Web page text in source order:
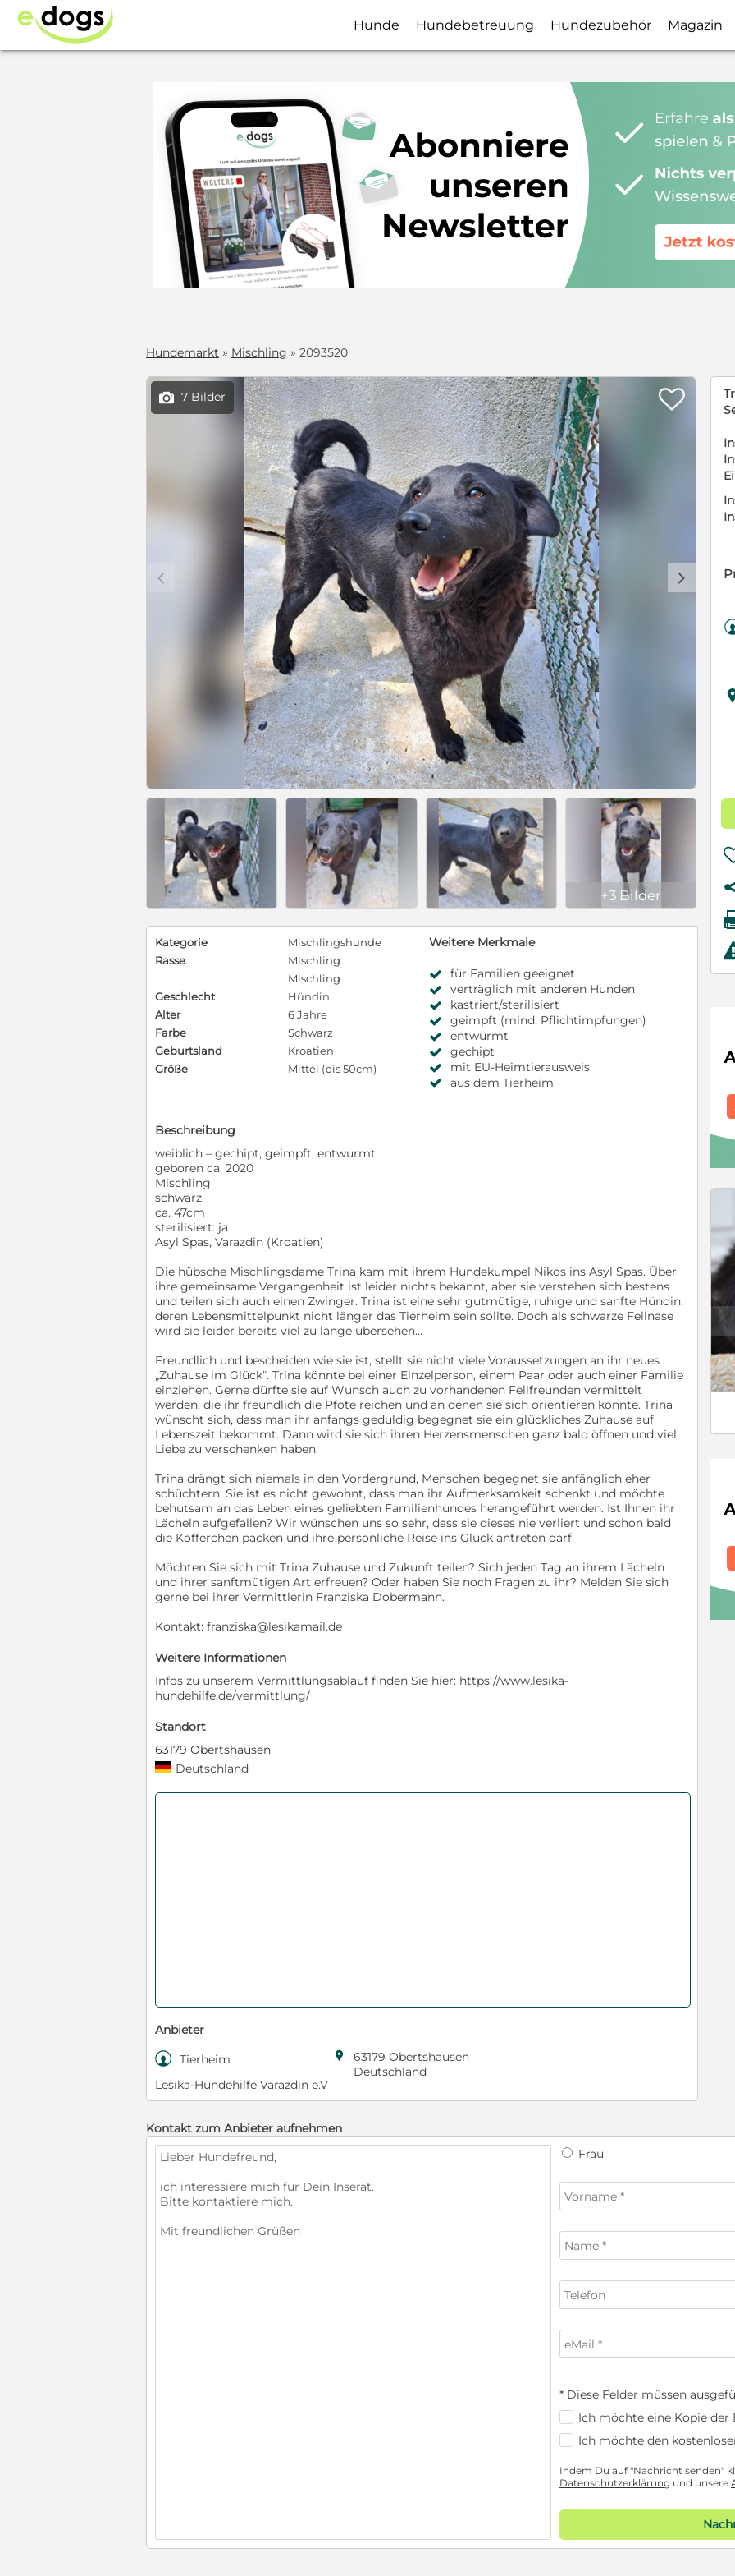
Hunde Hundebetreuung Hundezubehör Magazin
Hundemarkt » Mischling » 2093520
 7 Bilder 
c d
+3 Bilder
c
Kategorie
Mischlingshunde
Rasse
Mischling
Mischling
Geschlecht
Hündin
Alter
6 Jahre
Farbe
Schwarz
Geburtsland
Kroatien
Größe
Mittel (bis 50cm)
Weitere Merkmale
für Familien geeignet
verträglich mit anderen Hunden
kastriert/sterilisiert
geimpft (mind. Pflichtimpfungen)
entwurmt
gechipt
mit EU-Heimtierausweis
aus dem Tierheim
Beschreibung
weiblich – gechipt, geimpft, entwurmt
geboren ca. 2020
Mischling
schwarz
ca. 47cm
sterilisiert: ja
Asyl Spas, Varazdin (Kroatien)
Die hübsche Mischlingsdame Trina kam mit ihrem Hundekumpel Nikos ins Asyl Spas. Über
ihre gemeinsame Vergangenheit ist leider nichts bekannt, aber sie verstehen sich bestens
und teilen sich auch einen Zwinger. Trina ist eine sehr gutmütige, ruhige und sanfte Hündin,
deren Lebensmittelpunkt nicht länger das Tierheim sein sollte. Doch als schwarze Fellnase
wird sie leider bereits viel zu lange übersehen…
Freundlich und bescheiden wie sie ist, stellt sie nicht viele Voraussetzungen an ihr neues
„Zuhause im Glück“. Trina könnte bei einer Einzelperson, einem Paar oder auch einer Familie
einziehen. Gerne dürfte sie auf Wunsch auch zu vorhandenen Fellfreunden vermittelt
werden, die ihr freundlich die Pfote reichen und an denen sie sich orientieren könnte. Trina
wünscht sich, dass man ihr anfangs geduldig begegnet sie ein glückliches Zuhause auf
Lebenszeit bekommt. Dann wird sie sich ihren Herzensmenschen ganz bald öffnen und viel
Liebe zu verschenken haben.
Trina drängt sich niemals in den Vordergrund, Menschen begegnet sie anfänglich eher
schüchtern. Sie ist es nicht gewohnt, dass man ihr Aufmerksamkeit schenkt und möchte
behutsam an das Leben eines geliebten Familienhundes herangeführt werden. Ist Ihnen ihr
Lächeln aufgefallen? Wir wünschen uns so sehr, dass sie dieses nie verliert und schon bald
die Köfferchen packen und ihre persönliche Reise ins Glück antreten darf.
Möchten Sie sich mit Trina Zuhause und Zukunft teilen? Sich jeden Tag an ihrem Lächeln
und ihrer sanftmütigen Art erfreuen? Oder haben Sie noch Fragen zu ihr? Melden Sie sich
gerne bei ihrer Vermittlerin Franziska Dobermann.
Kontakt: franziska@lesikamail.de
Weitere Informationen
Infos zu unserem Vermittlungsablauf finden Sie hier: https://www.lesika-
hundehilfe.de/vermittlung/
Standort
63179 Obertshausen
Deutschland
Anbieter
 Tierheim
Lesika-Hundehilfe Varazdin e.V

63179 Obertshausen
Deutschland
Kontakt zum Anbieter aufnehmen
Frau
* Diese Felder müssen
Ich möchte eine Kopie der
Ich möchte den
Indem Du auf "Nachricht senden"
Datenschutzerklärung und unsere